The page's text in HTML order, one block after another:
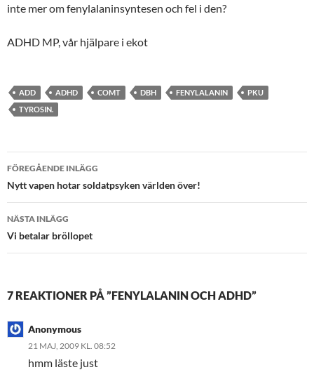
inte mer om fenylalaninsyntesen och fel i den?
ADHD MP, vår hjälpare i ekot
ADD ADHD COMT DBH FENYLALANIN
PKU
TYROSIN.
Inläggsnavigering
FÖREGÅENDE INLÄGG
Nytt vapen hotar soldatpsyken världen över!
NÄSTA INLÄGG
Vi betalar bröllopet
7 REAKTIONER PÅ ”FENYLALANIN OCH ADHD”
Anonymous
21 MAJ, 2009 KL. 08:52
hmm läste just